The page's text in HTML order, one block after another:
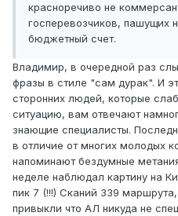
красноречиво не
госперевозчиков, пашущих
бюджетный счет.
Владимир, в очередной раз
фразы в стиле "сам дурак". И
сторонних людей, которые
ситуацию, вам отвечают
знающие специалисты.
в отличие от многих молодых
напоминают бездумные
неделе наблюдал картину на
пик 7 (!!!) Сканий 339
привыкли что АЛ никуда не